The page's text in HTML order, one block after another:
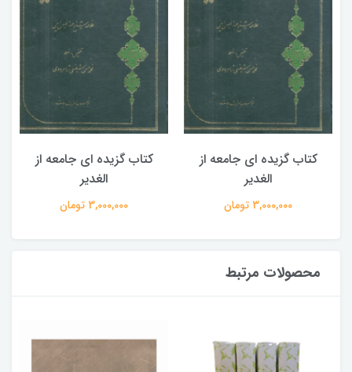
کتاب گزیده ای جامعه از
الغدیر
3,000,000 تومان
کتاب گزیده ای جامعه از
الغدیر
3,000,000 تومان
محصولات مرتبط